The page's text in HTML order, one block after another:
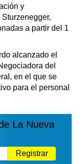
y
a partir del 1
alcanzado el
del
en el que se
para el personal
La Nueva
Registrar